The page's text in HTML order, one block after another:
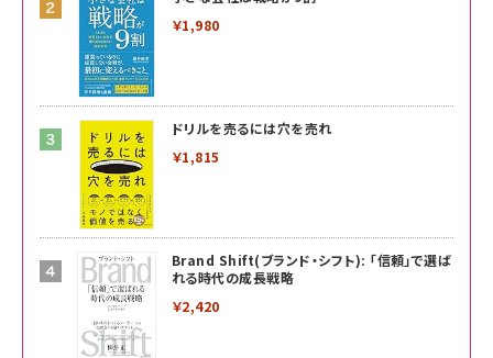
￥1,980
ドリルを売るには穴を売れ
￥1,815
Brand Shift(ブランド・シフト): 「信頼」で選ば
れる時代の成長戦略
￥2,420